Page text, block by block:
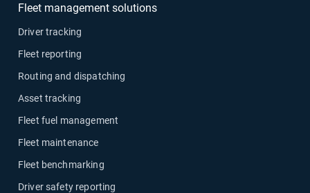
Fleet management solutions
Driver tracking
Fleet reporting
Routing and dispatching
Asset tracking
Fleet fuel management
Fleet maintenance
Fleet benchmarking
Driver safety reporting